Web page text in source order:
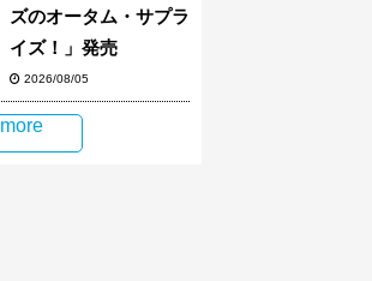
ズのオータム・サプラ
イズ！」発売
2026/08/05
more